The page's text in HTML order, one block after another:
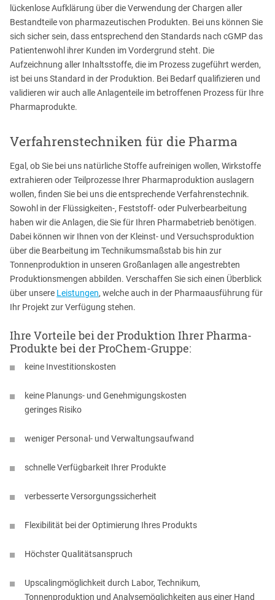
lückenlose Aufklärung über die Verwendung der Chargen aller
Bestandteile von pharmazeutischen Produkten. Bei uns können Sie
sich sicher sein, dass entsprechend den Standards nach cGMP das
Patientenwohl ihrer Kunden im Vordergrund steht. Die
Aufzeichnung aller Inhaltsstoffe, die im Prozess zugeführt werden,
ist bei uns Standard in der Produktion. Bei Bedarf qualifizieren und
validieren wir auch alle Anlagenteile im betroffenen Prozess für Ihre
Pharmaprodukte.
Verfahrenstechniken für die Pharma
Egal, ob Sie bei uns natürliche Stoffe aufreinigen wollen, Wirkstoffe
extrahieren oder Teilprozesse Ihrer Pharmaproduktion auslagern
wollen, finden Sie bei uns die entsprechende Verfahrenstechnik.
Sowohl in der Flüssigkeiten-, Feststoff- oder Pulverbearbeitung
haben wir die Anlagen, die Sie für Ihren Pharmabetrieb benötigen.
Dabei können wir Ihnen von der Kleinst- und Versuchsproduktion
über die Bearbeitung im Technikumsmaßstab bis hin zur
Tonnenproduktion in unseren Großanlagen alle angestrebten
Produktionsmengen abbilden. Verschaffen Sie sich einen Überblick
über unsere Leistungen, welche auch in der Pharmaausführung für
Ihr Projekt zur Verfügung stehen.
Ihre Vorteile bei der Produktion Ihrer Pharma-
Produkte bei der ProChem-Gruppe:
keine Investitionskosten
keine Planungs- und Genehmigungskosten
geringes Risiko
weniger Personal- und Verwaltungsaufwand
schnelle Verfügbarkeit Ihrer Produkte
verbesserte Versorgungssicherheit
Flexibilität bei der Optimierung Ihres Produkts
Höchster Qualitätsanspruch
Upscalingmöglichkeit durch Labor, Technikum,
Tonnenproduktion und Analysemöglichkeiten aus einer Hand